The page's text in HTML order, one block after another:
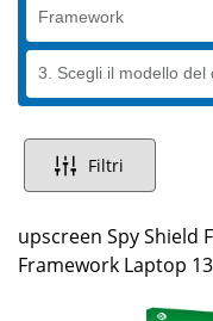
Framework
3. Scegli il modello del
Filtri
upscreen Spy Shield
Framework Laptop 13